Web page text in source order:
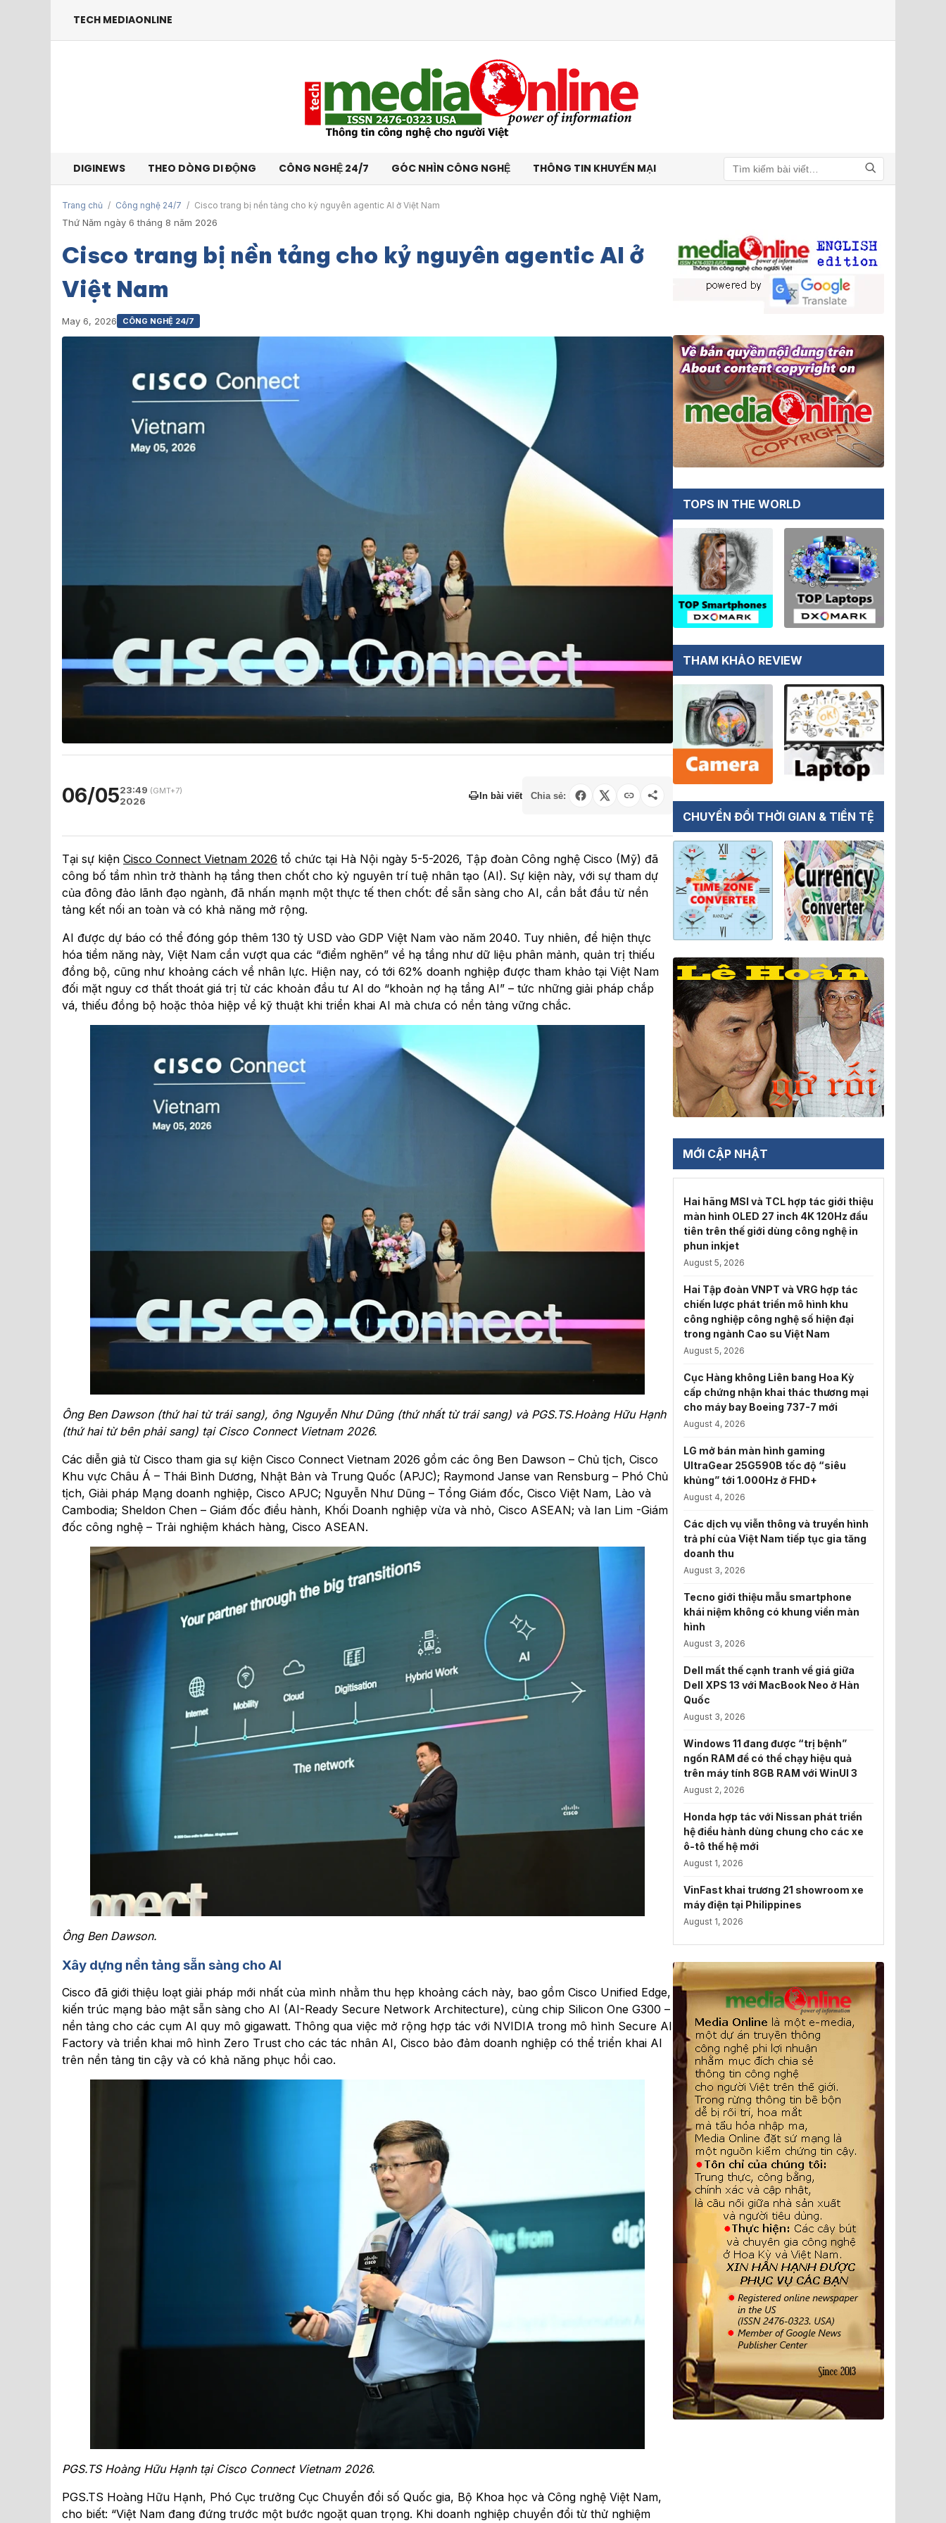
TECH MEDIAONLINE
DIGINEWS THEO DÒNG DI ĐỘNG CÔNG NGHỆ 24/7 GÓC NHÌN CÔNG NGHỆ THÔNG TIN KHUYẾN MẠI
Tìm kiếm
Trang chủ / Công nghệ 24/7 / Cisco trang bị nền tảng cho kỷ nguyên agentic AI ở Việt Nam
Thứ Năm ngày 6 tháng 8 năm 2026
Cisco trang bị nền tảng cho kỷ nguyên agentic AI ở
Việt Nam
May 6, 2026 CÔNG NGHỆ 24/7
06/0523:49 (GMT+7)
2026 In bài viết Chia sẻ:
Tại sự kiện Cisco Connect Vietnam 2026 tổ chức tại Hà Nội ngày 5-5-2026, Tập đoàn Công nghệ Cisco (Mỹ) đã
công bố tầm nhìn trở thành hạ tầng then chốt cho kỷ nguyên trí tuệ nhân tạo (AI). Sự kiện này, với sự tham dự
của đông đảo lãnh đạo ngành, đã nhấn mạnh một thực tế then chốt: để sẵn sàng cho AI, cần bắt đầu từ nền
tảng kết nối an toàn và có khả năng mở rộng.
AI được dự báo có thể đóng góp thêm 130 tỷ USD vào GDP Việt Nam vào năm 2040. Tuy nhiên, để hiện thực
hóa tiềm năng này, Việt Nam cần vượt qua các “điểm nghẽn” về hạ tầng như dữ liệu phân mảnh, quản trị thiếu
đồng bộ, cũng như khoảng cách về nhân lực. Hiện nay, có tới 62% doanh nghiệp được tham khảo tại Việt Nam
đối mặt nguy cơ thất thoát giá trị từ các khoản đầu tư AI do “khoản nợ hạ tầng AI” – tức những giải pháp chắp
vá, thiếu đồng bộ hoặc thỏa hiệp về kỹ thuật khi triển khai AI mà chưa có nền tảng vững chắc.
Ông Ben Dawson (thứ hai từ trái sang), ông Nguyễn Như Dũng (thứ nhất từ trái sang) và PGS.TS.Hoàng Hữu Hạnh
(thứ hai từ bên phải sang) tại Cisco Connect Vietnam 2026.
Các diễn giả từ Cisco tham gia sự kiện Cisco Connect Vietnam 2026 gồm các ông Ben Dawson – Chủ tịch, Cisco
Khu vực Châu Á – Thái Bình Dương, Nhật Bản và Trung Quốc (APJC); Raymond Janse van Rensburg – Phó Chủ
tịch, Giải pháp Mạng doanh nghiệp, Cisco APJC; Nguyễn Như Dũng – Tổng Giám đốc, Cisco Việt Nam, Lào và
Cambodia; Sheldon Chen – Giám đốc điều hành, Khối Doanh nghiệp vừa và nhỏ, Cisco ASEAN; và Ian Lim -Giám
đốc công nghệ – Trải nghiệm khách hàng, Cisco ASEAN.
Ông Ben Dawson.
Xây dựng nền tảng sẵn sàng cho AI
Cisco đã giới thiệu loạt giải pháp mới nhất của mình nhằm thu hẹp khoảng cách này, bao gồm Cisco Unified Edge,
kiến trúc mạng bảo mật sẵn sàng cho AI (AI-Ready Secure Network Architecture), cùng chip Silicon One G300 –
nền tảng cho các cụm AI quy mô gigawatt. Thông qua việc mở rộng hợp tác với NVIDIA trong mô hình Secure AI
Factory và triển khai mô hình Zero Trust cho các tác nhân AI, Cisco bảo đảm doanh nghiệp có thể triển khai AI
trên nền tảng tin cậy và có khả năng phục hồi cao.
PGS.TS Hoàng Hữu Hạnh tại Cisco Connect Vietnam 2026.
PGS.TS Hoàng Hữu Hạnh, Phó Cục trưởng Cục Chuyển đổi số Quốc gia, Bộ Khoa học và Công nghệ Việt Nam,
cho biết: “Việt Nam đang đứng trước một bước ngoặt quan trọng. Khi doanh nghiệp chuyển đổi từ thử nghiệm
TOPS IN THE WORLD
THAM KHẢO REVIEW
CHUYỂN ĐỔI THỜI GIAN & TIỀN TỆ
MỚI CẬP NHẬT
Hai hãng MSI và TCL hợp tác giới thiệu
màn hình OLED 27 inch 4K 120Hz đầu
tiên trên thế giới dùng công nghệ in
phun inkjet
August 5, 2026
Hai Tập đoàn VNPT và VRG hợp tác
chiến lược phát triển mô hình khu
công nghiệp công nghệ số hiện đại
trong ngành Cao su Việt Nam
August 5, 2026
Cục Hàng không Liên bang Hoa Kỳ
cấp chứng nhận khai thác thương mại
cho máy bay Boeing 737-7 mới
August 4, 2026
LG mở bán màn hình gaming
UltraGear 25G590B tốc độ “siêu
khủng” tới 1.000Hz ở FHD+
August 4, 2026
Các dịch vụ viễn thông và truyền hình
trả phí của Việt Nam tiếp tục gia tăng
doanh thu
August 3, 2026
Tecno giới thiệu mẫu smartphone
khái niệm không có khung viền màn
hình
August 3, 2026
Dell mất thế cạnh tranh về giá giữa
Dell XPS 13 với MacBook Neo ở Hàn
Quốc
August 3, 2026
Windows 11 đang được “trị bệnh”
ngốn RAM để có thể chạy hiệu quả
trên máy tính 8GB RAM với WinUI 3
August 2, 2026
Honda hợp tác với Nissan phát triển
hệ điều hành dùng chung cho các xe
ô-tô thế hệ mới
August 1, 2026
VinFast khai trương 21 showroom xe
máy điện tại Philippines
August 1, 2026